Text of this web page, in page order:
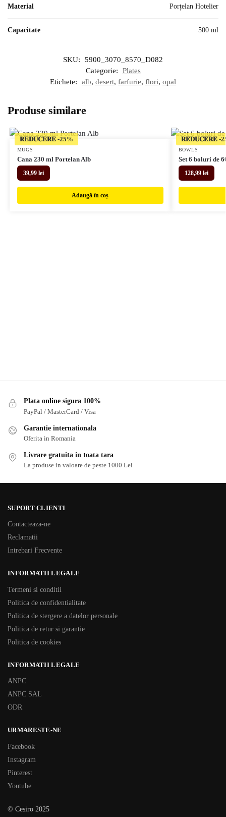
Material Porțelan Hotelier
Capacitate 500 ml
SKU:
5900_3070_8570_D082
Categorie:
Plates
Etichete:
alb, desert, farfurie, flori, opal
Produse similare
𝐑𝐄𝐃𝐔𝐂𝐄𝐑𝐄
MUGS
Cana 230 ml Portelan Alb
39,99 lei
Adaugă în coș
𝐑𝐄𝐃𝐔𝐂𝐄𝐑𝐄
BOWLS
Set 6 boluri de
128,99 lei
Plata online sigura 100%
PayPal / MasterCard / Visa
Garantie internationala
Oferita in Romania
Livrare gratuita in toata tara
La produse in valoare de peste 1000 Lei
SUPORT CLIENTI
Contacteaza-ne
Reclamatii
Intrebari Frecvente
INFORMATII LEGALE
Termeni si conditii
Politica de confidentialitate
Politica de stergere a datelor personale
Politica de retur si garantie
Politica de cookies
INFORMATII LEGALE
ANPC
ANPC SAL
ODR
URMARESTE-NE
Facebook
Instagram
Pinterest
Youtube
© Cesiro 2025